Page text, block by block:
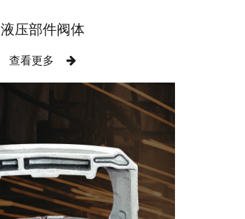
液压部件阀体
查看更多